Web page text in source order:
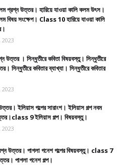
প্রশ্ন উত্তর। হারিয়ে যাওয়া কালি কলম উৎস।
বিষয় সংক্ষেপ। Class 10 হারিয়ে যাওয়া কালি
উত্তর । সিন্ধুতীরে কবিতা বিষয়বস্তু। সিন্ধুতীরে
সিন্ধুতীরে কবিতার ব্যাখ্যা। সিন্ধুতীরে কবিতার
ইলিয়াস গল্পের সারাংশ। ইলিয়াস গল্প নবম
9 ইলিয়াস গল্প। বিষয়বস্তু।
উত্তর। পাগলা গনেশ গল্পের বিষয়বস্তু। class 7
পাগলা গনেশ গল্প।